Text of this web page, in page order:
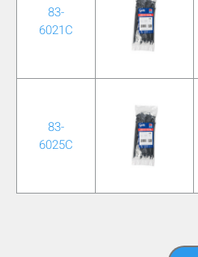
83-
6021C
83-
6025C